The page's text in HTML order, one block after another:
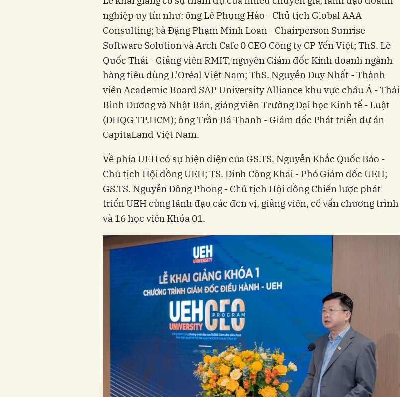
nghiệp uy tín như: ông Lê Phụng Hào - Chủ tịch Global AAA
Consulting; bà Đặng Phạm Minh Loan - Chairperson Sunrise
Software Solution và Arch Cafe 0 CEO Công ty CP Yến Việt; ThS. Lê
Quốc Thái - Giảng viên RMIT, nguyên Giám đốc Kinh doanh ngành
hàng tiêu dùng L’Oréal Việt Nam; ThS. Nguyễn Duy Nhất - Thành
viên Academic Board SAP University Alliance khu vực châu Á - Thái
Bình Dương và Nhật Bản, giảng viên Trường Đại học Kinh tế - Luật
(ĐHQG TP.HCM); ông Trần Bá Thanh - Giám đốc Phát triển dự án
CapitaLand Việt Nam.
Về phía UEH có sự hiện diện của GS.TS. Nguyễn Khắc Quốc Bảo -
Chủ tịch Hội đồng UEH; TS. Đinh Công Khải - Phó Giám đốc UEH;
GS.TS. Nguyễn Đông Phong - Chủ tịch Hội đồng Chiến lược phát
triển UEH cùng lãnh đạo các đơn vị, giảng viên, cố vấn chương trình
và 16 học viên Khóa 01.